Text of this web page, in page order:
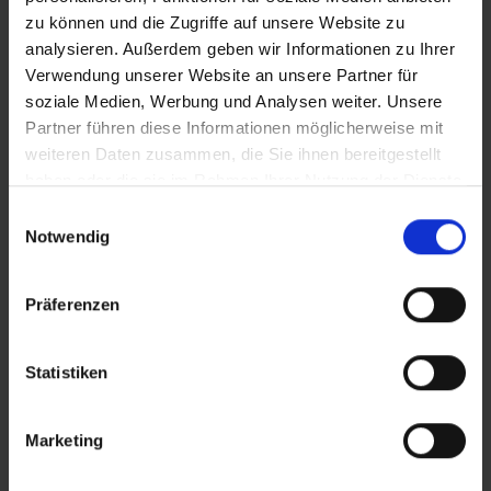
zu können und die Zugriffe auf unsere Website zu
analysieren. Außerdem geben wir Informationen zu Ihrer
Verwendung unserer Website an unsere Partner für
soziale Medien, Werbung und Analysen weiter. Unsere
Partner führen diese Informationen möglicherweise mit
weiteren Daten zusammen, die Sie ihnen bereitgestellt
Notwendig
Präferenzen
Statistiken
Marketing
ZO GOED WAS EEN INSTAPMODEL VAN SCHWALBE
NOG NOOIT!De Lugano II verenigt een
indrukwekkende race performance met een uitstekende
prijs. In 25mm breedte is de Lugano II daarnaast ook
verkrijgbaar in de aantrekkelijke kleurvarianten Classic-
Skin of blauw, rood of wit gestreept.
K-Guard lekbescherming